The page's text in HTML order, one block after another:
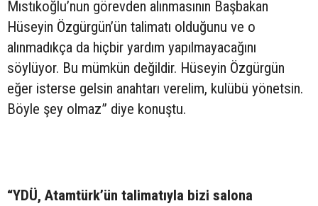
Mıstıkoğlu’nun görevden alınmasının Başbakan
Hüseyin Özgürgün’ün talimatı olduğunu ve o
alınmadıkça da hiçbir yardım yapılmayacağını
söylüyor. Bu mümkün değildir. Hüseyin Özgürgün
eğer isterse gelsin anahtarı verelim, kulübü yönetsin.
Böyle şey olmaz” diye konuştu.
“YDÜ, Atamtürk’ün talimatıyla bizi salona